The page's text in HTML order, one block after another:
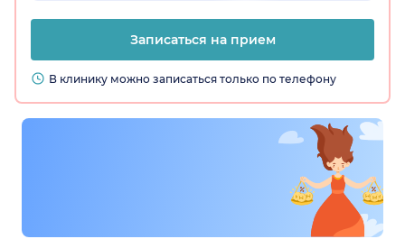
Записаться на прием
В клинику можно записаться только по телефону